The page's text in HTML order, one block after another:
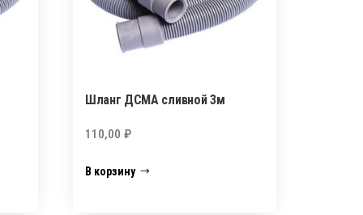
Шланг ДСМА сливной 3м
110,00₽
В корзину